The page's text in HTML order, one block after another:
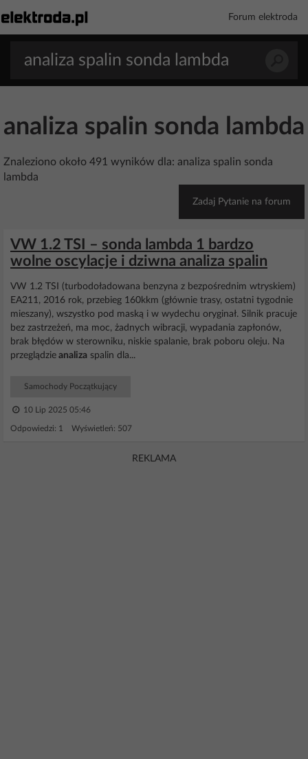
Forum elektroda
analiza spalin sonda lambda
Znaleziono około 491 wyników dla: analiza spalin sonda
lambda
Zadaj Pytanie na forum
VW 1.2 TSI – sonda lambda 1 bardzo
wolne oscylacje i dziwna analiza spalin
VW 1.2 TSI (turbodoładowana benzyna z bezpośrednim wtryskiem)
EA211, 2016 rok, przebieg 160kkm (głównie trasy, ostatni tygodnie
mieszany), wszystko pod maską i w wydechu oryginał. Silnik pracuje
bez zastrzeżeń, ma moc, żadnych wibracji, wypadania zapłonów,
brak błędów w sterowniku, niskie spalanie, brak poboru oleju. Na
przeglądzie analiza spalin dla...
Samochody Początkujący
10 Lip 2025 05:46
Odpowiedzi: 1 Wyświetleń: 507
REKLAMA